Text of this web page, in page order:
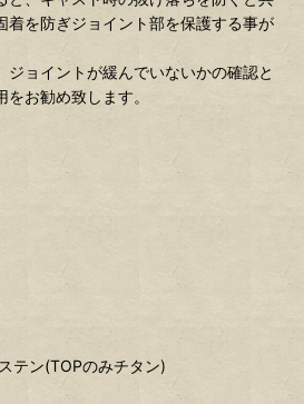
着を防ぎジョイント部を保護する事が
ジョイントが緩んでいないかの確認と
お勧め致します。
テン(TOPのみチタン)